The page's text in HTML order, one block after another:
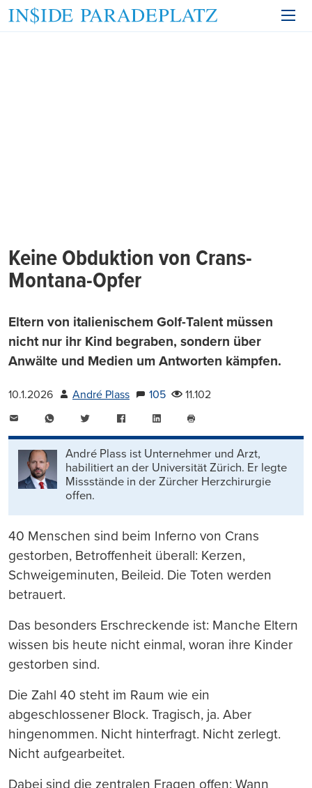
Keine Obduktion von Crans-
Montana-Opfer
Eltern von italienischem Golf-Talent müssen
nicht nur ihr Kind begraben, sondern über
Anwälte und Medien um Antworten kämpfen.
10.1.2026 André Plass 105
11.102
WhatsAppTwitter FacebookLinkedIn
drucken
André Plass ist Unternehmer und Arzt,
habilitiert an der Universität Zürich. Er legte
Missstände in der Zürcher Herzchirurgie
offen.
40 Menschen sind beim Inferno von Crans
gestorben, Betroffenheit überall: Kerzen,
Schweigeminuten, Beileid. Die Toten werden
betrauert.
Das besonders Erschreckende ist: Manche Eltern
wissen bis heute nicht einmal, woran ihre Kinder
gestorben sind.
Die Zahl 40 steht im Raum wie ein
abgeschlossener Block. Tragisch, ja. Aber
hingenommen. Nicht hinterfragt. Nicht zerlegt.
Nicht aufgearbeitet.
Dabei sind die zentralen Fragen offen: Wann